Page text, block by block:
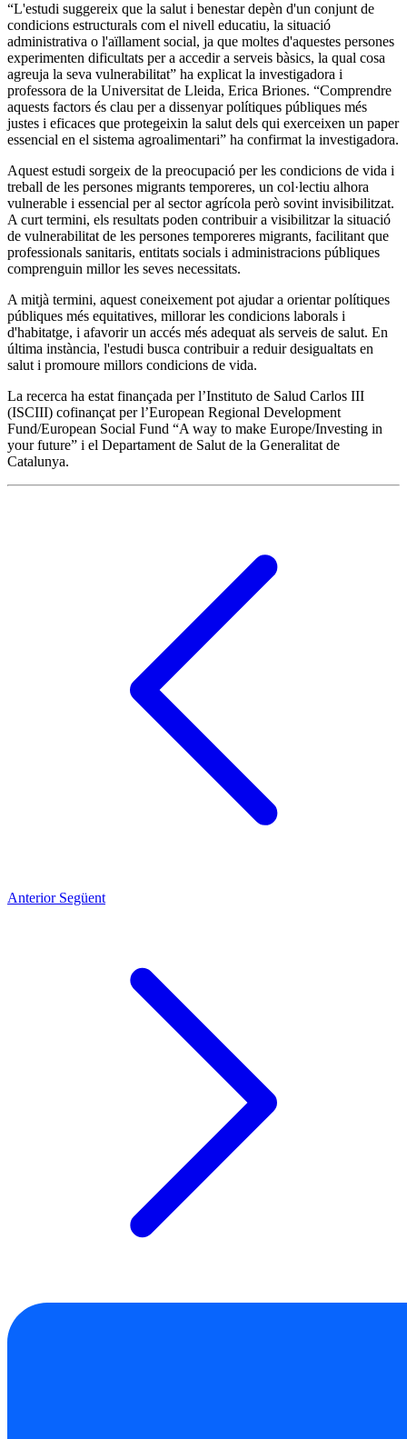
“L'estudi suggereix que la salut i benestar depèn d'un conjunt de
condicions estructurals com el nivell educatiu, la situació
administrativa o l'aïllament social, ja que moltes d'aquestes persones
experimenten dificultats per a accedir a serveis bàsics, la qual cosa
agreuja la seva vulnerabilitat” ha explicat la investigadora i
professora de la Universitat de Lleida, Erica Briones. “Comprendre
aquests factors és clau per a dissenyar polítiques públiques més
justes i eficaces que protegeixin la salut dels qui exerceixen un paper
essencial en el sistema agroalimentari” ha confirmat la investigadora.
Aquest estudi sorgeix de la preocupació per les condicions de vida i
treball de les persones migrants temporeres, un col·lectiu alhora
vulnerable i essencial per al sector agrícola però sovint invisibilitzat.
A curt termini, els resultats poden contribuir a visibilitzar la situació
de vulnerabilitat de les persones temporeres migrants, facilitant que
professionals sanitaris, entitats socials i administracions públiques
comprenguin millor les seves necessitats.
A mitjà termini, aquest coneixement pot ajudar a orientar polítiques
públiques més equitatives, millorar les condicions laborals i
d'habitatge, i afavorir un accés més adequat als serveis de salut. En
última instància, l'estudi busca contribuir a reduir desigualtats en
salut i promoure millors condicions de vida.
La recerca ha estat finançada per l’Instituto de Salud Carlos III
(ISCIII) cofinançat per l’European Regional Development
Fund/European Social Fund “A way to make Europe/Investing in
your future” i el Departament de Salut de la Generalitat de
Catalunya.
Anterior Següent